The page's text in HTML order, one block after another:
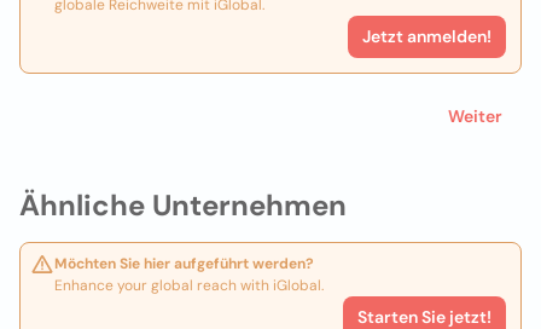
Ähnliche Unternehmen
Möchten Sie hier aufgeführt werden?
Enhance your global reach with iGlobal.
Starten Sie jetzt!
globale Reichweite mit iGlobal.
Jetzt anmelden!
Weiter